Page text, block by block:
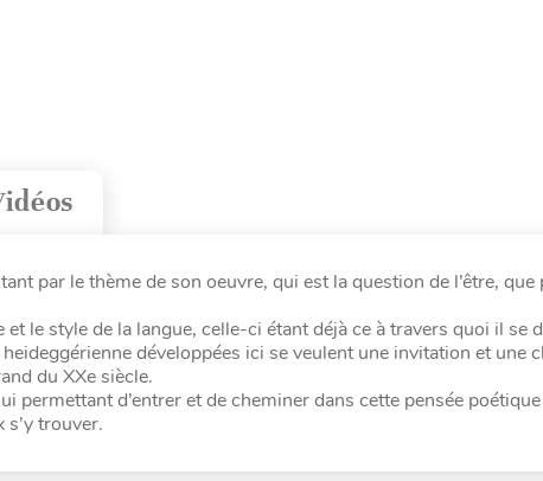
par le thème de son oeuvre, qui est la question de l’être, que
le style de la langue, celle-ci étant déjà ce à travers quoi il se
développées ici se veulent une invitation et une
du XXe siècle.
permettant d’entrer et de cheminer dans cette pensée
s’y trouver.